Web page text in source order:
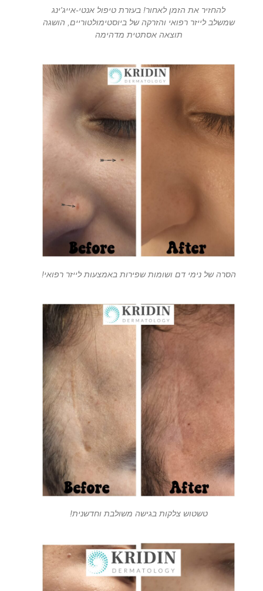
להחזיר את הזמן לאחור! בעזרת טיפול אנטי-אייג'ינג
שמשלב לייזר רפואי והזרקה של ביוסטימולטוריים, הושגה
תוצאה אסתטית מדהימה
הסרה של נימי דם ושומות שפירות באמצעות לייזר רפואי!
טשטוש צלקות בגישה משולבת וחדשנית!